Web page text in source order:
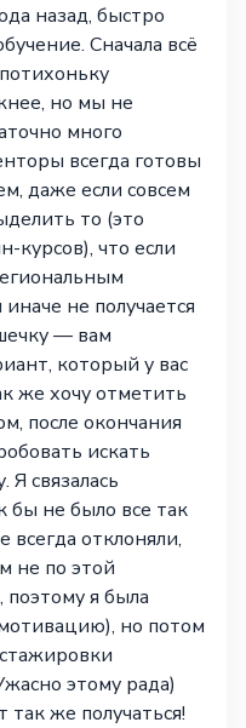
назад, быстро
Сначала всё
но мы не
много
всегда готовы
даже если совсем
то (это
курсов), что если
не получается
— вам
который у вас
же хочу отметить
после окончания
искать
связалась
бы не было все так
всегда отклоняли,
не по этой
я была
но потом
этому рада)
же получаться!